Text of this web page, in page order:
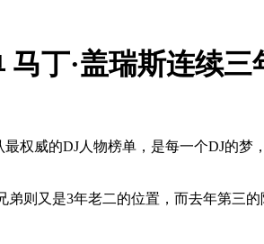
丁·盖瑞斯连续三
威的DJ人物榜单，是每一个DJ的梦
又是3年老二的位置，而去年第三的